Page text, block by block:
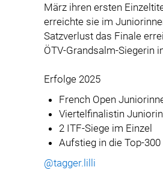
März ihren ersten
erreichte sie im
Satzverlust das Finale
ÖTV-Grandsalm-Siegerin
Erfolge 2025
French Open
Viertelfinalistin
2 ITF-Siege im Einzel
Aufstieg in die Top-
@tagger.lilli